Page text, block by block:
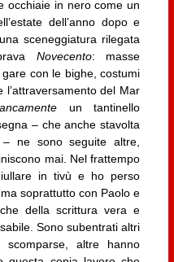
occhiaie in nero come un
dell’anno dopo e
sceneggiatura rilegata
Novecento: masse
con le bighe, costumi
l’attraversamento del Mar
un tantinello
– che anche stavolta
ne sono seguite altre,
mai. Nel frattempo
in tivù e ho perso
soprattutto con Paolo e
della scrittura vera e
Sono subentrati altri
altre hanno